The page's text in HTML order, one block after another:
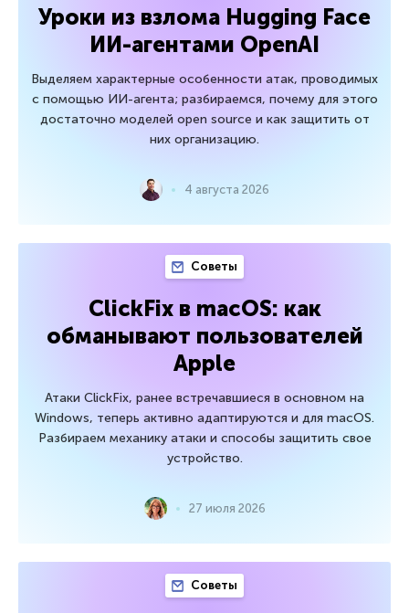
Уроки из взлома Hugging Face
ИИ-агентами OpenAI
Выделяем характерные особенности атак, проводимых
с помощью ИИ-агента; разбираемся, почему для этого
достаточно моделей open source и как защитить от
них организацию.
4 августа 2026
Советы
ClickFix в macOS: как
обманывают пользователей
Apple
Атаки ClickFix, ранее встречавшиеся в основном на
Windows, теперь активно адаптируются и для macOS.
Разбираем механику атаки и способы защитить свое
устройство.
27 июля 2026
Советы